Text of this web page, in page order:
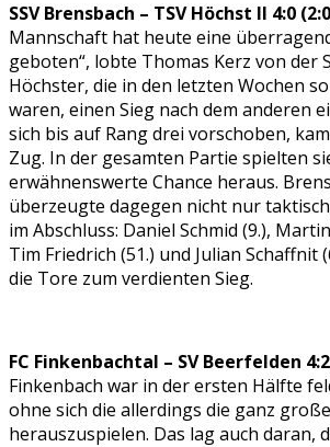
SSV Brensbach – TSV Höchst II 4:0
Mannschaft hat heute eine
geboten“, lobte Thomas Kerz von der
Höchster, die in den letzten Wochen
waren, einen Sieg nach dem anderen
sich bis auf Rang drei vorschoben,
Zug. In der gesamten Partie spielten
erwähnenswerte Chance heraus.
überzeugte dagegen nicht nur
im Abschluss: Daniel Schmid (9.),
Tim Friedrich (51.) und Julian Schaffnit
die Tore zum verdienten Sieg.
FC Finkenbachtal – SV Beerfelden
Finkenbach war in der ersten Hälfte
ohne sich die allerdings die ganz
herauszuspielen. Das lag auch daran,